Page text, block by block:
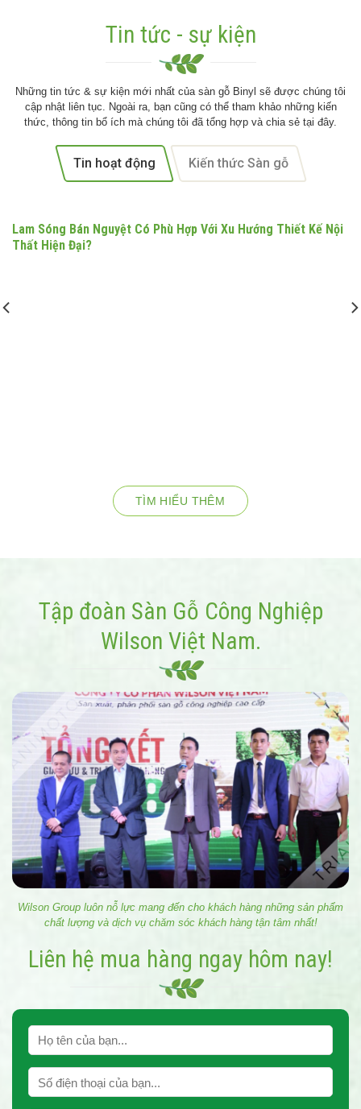
Tin tức - sự kiện
Những tin tức & sự kiện mới nhất của sàn gỗ Binyl sẽ được chúng tôi
cập nhật liên tục. Ngoài ra, bạn cũng có thể tham khảo những kiến
thức, thông tin bổ ích mà chúng tôi đã tổng hợp và chia sẻ tại đây.
Tin hoạt động Kiến thức Sàn gỗ
Lam Sóng Bán Nguyệt Có Phù Hợp Với Xu Hướng Thiết Kế Nội
Thất Hiện Đại?
TÌM HIỂU THÊM
Tập đoàn Sàn Gỗ Công Nghiệp
Wilson Việt Nam.
Wilson Group luôn nỗ lực mang đến cho khách hàng những sản phẩm
chất lượng và dịch vụ chăm sóc khách hàng tận tâm nhất!
Liên hệ mua hàng ngay hôm nay!